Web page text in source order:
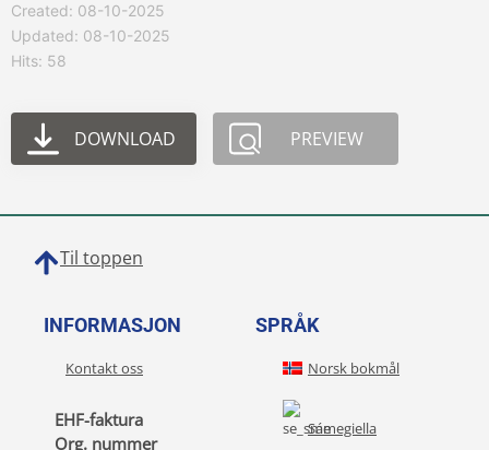
Created: 08-10-2025
Updated: 08-10-2025
Hits: 58
DOWNLOAD PREVIEW
Til toppen
INFORMASJON
Kontakt oss
EHF-faktura
Org. nummer
SPRÅK
Norsk bokmål
Sámegiella